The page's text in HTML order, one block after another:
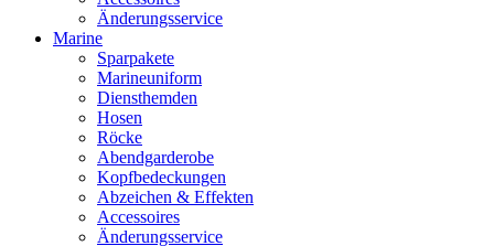
Änderungsservice
Marine
Sparpakete
Marineuniform
Diensthemden
Hosen
Röcke
Abendgarderobe
Kopfbedeckungen
Abzeichen & Effekten
Accessoires
Änderungsservice